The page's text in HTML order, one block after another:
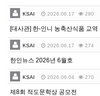
KSAI 2026.06.17 280
KSAI 2026.06.17 274
한인뉴스 2026년 6월호
KSAI 2026.06.04 270
제8회 적도문학상 공모전